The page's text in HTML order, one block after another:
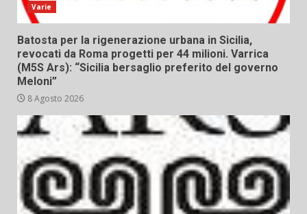
Varie
Batosta per la rigenerazione urbana in Sicilia,
revocati da Roma progetti per 44 milioni. Varrica
(M5S Ars): “Sicilia bersaglio preferito del governo
Meloni”
8 Agosto 2026